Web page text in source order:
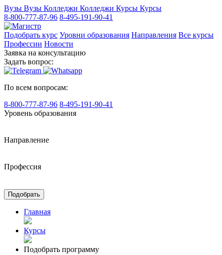
Вузы Вузы Колледжи Колледжи Курсы Курсы
8-800-777-87-96 8-495-191-90-41
Подобрать курс Уровни образования Направления Все курсы
Профессии Новости
Заявка на консультацию
Задать вопрос:
По всем вопросам:
8-800-777-87-96 8-495-191-90-41
Уровень образования
Направление
Профессия
Подобрать
Главная
Курсы
Подобрать программу